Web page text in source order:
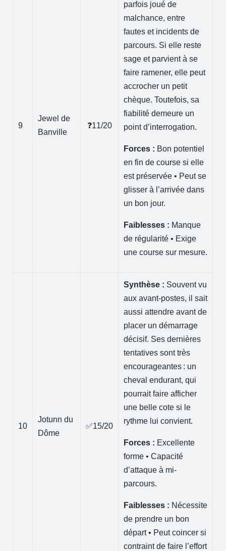
9
Jewel de
Banville
❓11/20
parfois joué de
malchance, entre
fautes et incidents de
parcours. Si elle reste
sage et parvient à se
faire ramener, elle peut
accrocher un petit
chèque. Toutefois, sa
fiabilité demeure un
point d’interrogation.
Forces : Bon potentiel
en fin de course si elle
est préservée • Peut se
glisser à l’arrivée dans
un bon jour.
Faiblesses : Manque
de régularité • Exige
une course sur mesure.
10
Jotunn du
Dôme
✅15/20
Synthèse : Souvent vu
aux avant-postes, il sait
aussi attendre avant de
placer un démarrage
décisif. Ses dernières
tentatives sont très
encourageantes : un
cheval endurant, qui
pourrait faire afficher
une belle cote si le
rythme lui convient.
Forces : Excellente
forme • Capacité
d’attaque à mi-
parcours.
Faiblesses : Nécessite
de prendre un bon
départ • Peut coincer si
contraint de faire l’effort